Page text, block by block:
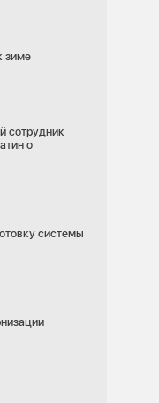
зиме
сотрудник
о
системы